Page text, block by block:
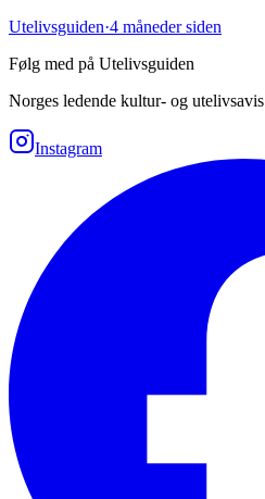
Utelivsguiden·4 måneder siden
Følg med på Utelivsguiden
Norges ledende kultur- og utelivsavis
Instagram